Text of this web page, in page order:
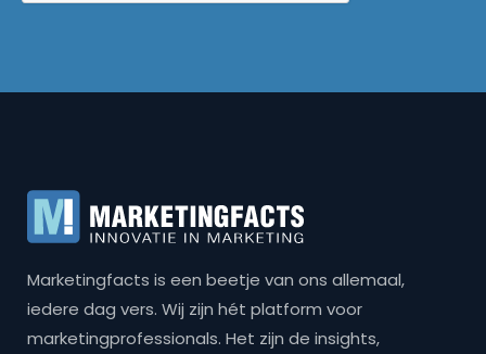
Marketingfacts is een beetje van ons allemaal,
iedere dag vers. Wij zijn hét platform voor
marketingprofessionals. Het zijn de insights,